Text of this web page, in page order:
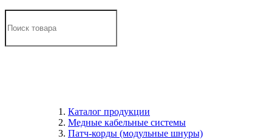
Каталог продукции
Медные кабельные системы
Патч-корды (модульные шнуры)